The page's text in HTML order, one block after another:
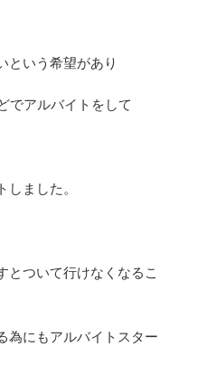
という希望があり
でアルバイトをして
しました。
とついて行けなくなるこ
為にもアルバイトスター